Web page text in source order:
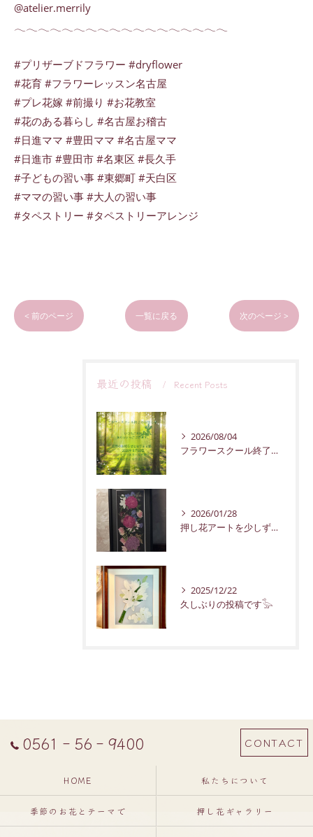
@atelier.merrily
𓂃𓂃𓂃𓂃𓂃𓂃𓂃𓂃𓂃𓂃𓂃𓂃𓂃𓂃𓂃𓂃𓂃𓂃
#プリザーブドフラワー #dryflower
#花育 #フラワーレッスン名古屋
#プレ花嫁 #前撮り #お花教室
#花のある暮らし #名古屋お稽古
#日進ママ #豊田ママ #名古屋ママ
#日進市 #豊田市 #名東区 #長久手
#子どもの習い事 #東郷町 #天白区
#ママの習い事 #大人の習い事
#タペストリー #タペストリーアレンジ
< 前のページ 一覧に戻る 次のページ >
最近の投稿 Recent Posts
2026/08/04
フラワースクール終了のお知らせ
2026/01/28
押し花アートを少しずつ紹介していきます。
2025/12/22
久しぶりの投稿です𓅭
0561‐56‐9400 CONTACT
HOME 私たちについて
季節のお花とテーマで 押し花ギャラリー